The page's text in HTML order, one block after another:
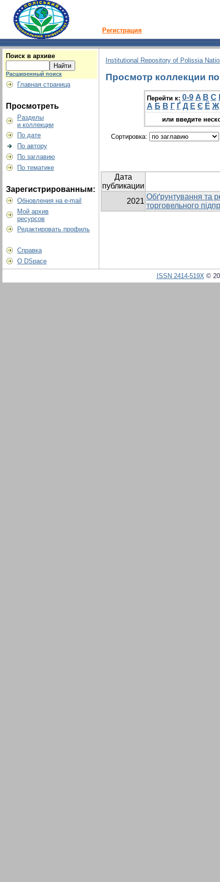
Регистрация
Поиск в архиве
Расширенный поиск
Главная страница
Просмотреть
Разделы
и коллекции
По дате
По автору
По заглавию
По тематике
Зарегистрированным:
Обновления на e-mail
Мой архив
ресурсов
Редактировать профиль
Справка
О DSpace
Institutional Repository of Polissia
Просмотр коллекции
Перейти к: 0-9 A B C
А Б В Г Ґ Д Е Є Ё Ж
или введите
Сортировка:
Дата
публикации
2021
Обґрунтування та
торговельного
ISSN 2414-519X©